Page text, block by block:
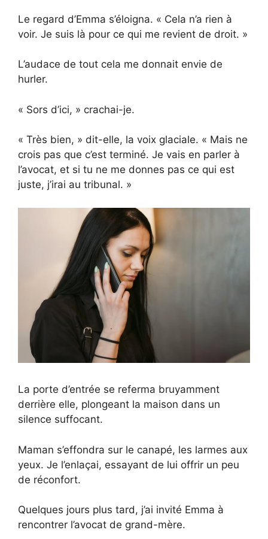
Le regard d’Emma s’éloigna. « Cela n’a rien à
voir. Je suis là pour ce qui me revient de droit. »
L’audace de tout cela me donnait envie de
hurler.
« Sors d’ici, » crachai-je.
« Très bien, » dit-elle, la voix glaciale. « Mais ne
crois pas que c’est terminé. Je vais en parler à
l’avocat, et si tu ne me donnes pas ce qui est
juste, j’irai au tribunal. »
La porte d’entrée se referma bruyamment
derrière elle, plongeant la maison dans un
silence suffocant.
Maman s’effondra sur le canapé, les larmes aux
yeux. Je l’enlaçai, essayant de lui offrir un peu
de réconfort.
Quelques jours plus tard, j’ai invité Emma à
rencontrer l’avocat de grand-mère.